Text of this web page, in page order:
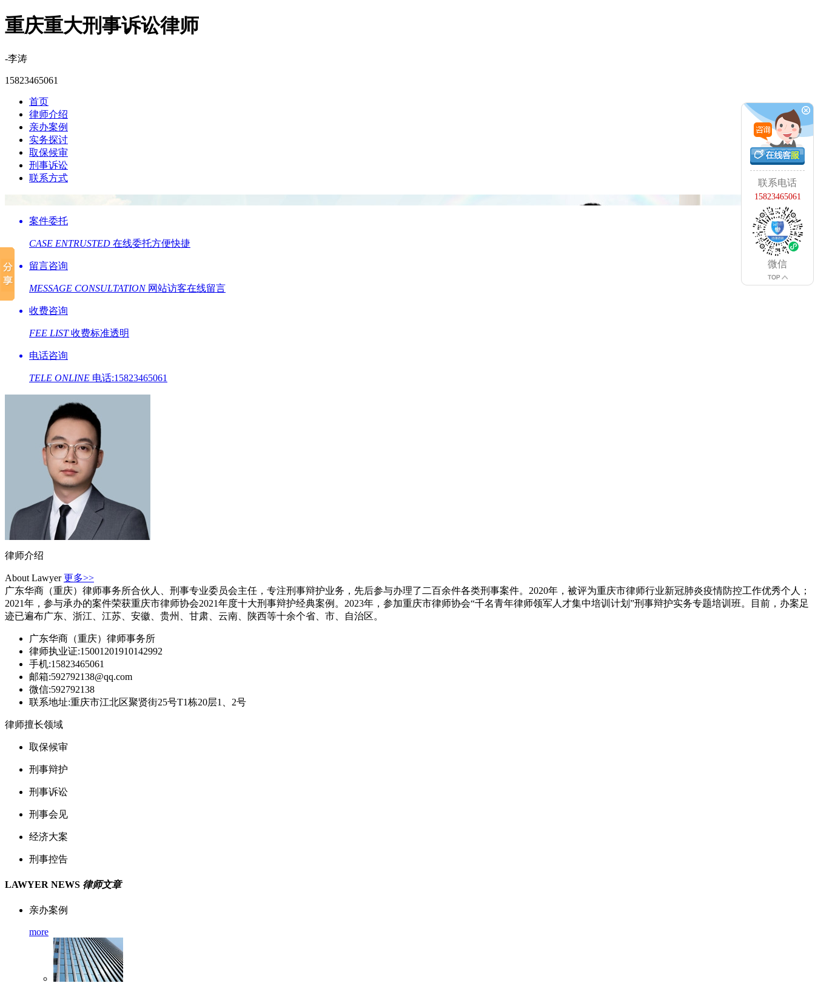
重庆重大刑事诉讼律师
-李涛
15823465061
首页
律师介绍
亲办案例
实务探讨
取保候审
刑事诉讼
联系方式
案件委托
CASE ENTRUSTED 在线委托方便快捷
留言咨询
MESSAGE CONSULTATION 网站访客在线留言
收费咨询
FEE LIST 收费标准透明
电话咨询
TELE ONLINE 电话:15823465061
律师介绍
About Lawyer 更多>>
广东华商（重庆）律师事务所合伙人、刑事专业委员会主任，专注刑事辩护业务，先后参与办理了二百余件各类刑事案件。2020年，被评为重庆市律师行业新冠肺炎疫情防控工作优秀个人；
2021年，参与承办的案件荣获重庆市律师协会2021年度十大刑事辩护经典案例。2023年，参加重庆市律师协会“千名青年律师领军人才集中培训计划”刑事辩护实务专题培训班。目前，办案足
迹已遍布广东、浙江、江苏、安徽、贵州、甘肃、云南、陕西等十余个省、市、自治区。
广东华商（重庆）律师事务所
律师执业证:15001201910142992
手机:15823465061
邮箱:592792138@qq.com
微信:592792138
联系地址:重庆市江北区聚贤街25号T1栋20层1、2号
律师擅长领域
取保候审
刑事辩护
刑事诉讼
刑事会见
经济大案
刑事控告
LAWYER NEWS 律师文章
亲办案例
more
联系电话
15823465061
微信